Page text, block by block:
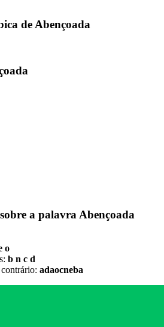
de Abençoada
a palavra Abençoada
o
b n c d
adaocneba